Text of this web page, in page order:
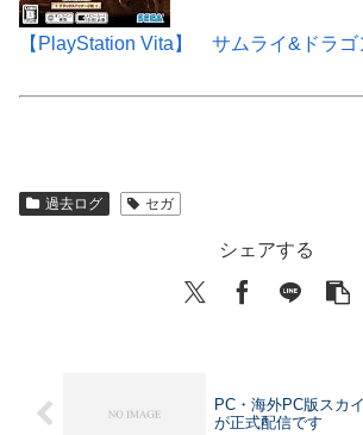
【PlayStation Vita】 サムライ&ドラゴ
過去ログ セガ
シェアする
PC・海外PC版スカ
が正式配信です